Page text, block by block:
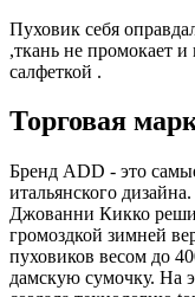
Пуховик себя
,ткань не промокает и
салфеткой .
Торговая
Бренд ADD - это
итальянского
Джованни Кикко
громоздкой зимней
пуховиков весом до
дамскую сумочку. На